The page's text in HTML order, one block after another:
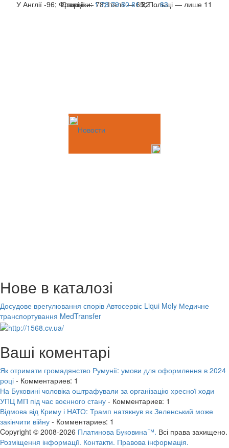
У Англії -96; Франції — 78; Італії — 65; Польщі — лише 11
Сторінки: 1 78 79 80 81 82 ...83
Новости
Нове в каталозі
Досудове врегулювання спорів Автосервіс Liqui Moly Медичне
транспортування MedTransfer
Ваші коментарі
Як отримати громадянство Румунії: умови для оформлення в 2024
році - Комментариев: 1
На Буковині чоловіка оштрафували за організацію хресної ходи
УПЦ МП під час воєнного стану - Комментариев: 1
Відмова від Криму і НАТО: Трамп натякнув як Зеленський може
закінчити війну - Комментариев: 1
Copyright © 2008-2026 Платинова Буковина™. Всі права захищено.
Розміщення інформації. Контакти. Правова інформація.